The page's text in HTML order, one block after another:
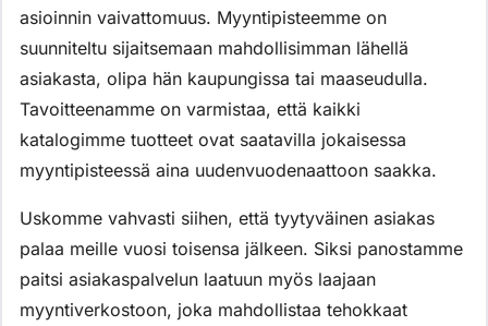
asioinnin vaivattomuus. Myyntipisteemme on
suunniteltu sijaitsemaan mahdollisimman lähellä
asiakasta, olipa hän kaupungissa tai maaseudulla.
Tavoitteenamme on varmistaa, että kaikki
katalogimme tuotteet ovat saatavilla jokaisessa
myyntipisteessä aina uudenvuodenaattoon saakka.
Uskomme vahvasti siihen, että tyytyväinen asiakas
palaa meille vuosi toisensa jälkeen. Siksi panostamme
paitsi asiakaspalvelun laatuun myös laajaan
myyntiverkostoon, joka mahdollistaa tehokkaat